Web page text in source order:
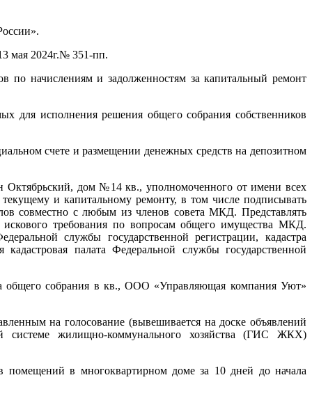
мая 2024г.№ 351-пп.
начислениям и задолженностям за капитальный ремонт
для исполнения решения общего собрания собственников
счете и размещении денежных средств на депозитном
Октябрьский, дом №14 кв., уполномоченного от имени всех
и капитальному ремонту, в том числе подписывать
совместно с любым из членов совета МКД. Представлять
требования по вопросам общего имущества МКД.
службы государственной регистрации, кадастра
палата Федеральной службы государственной
общего собрания в кв., ООО «Управляющая компания Уют»
на голосование (вывешивается на доске объявлений
системе жилищно-коммунального хозяйства (ГИС ЖКХ)
помещений в многоквартирном доме за 10 дней до начала